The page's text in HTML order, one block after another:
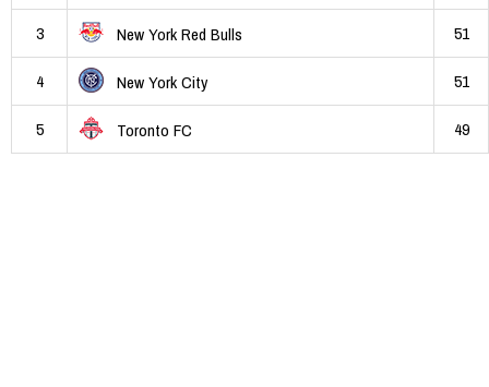
3 New York Red Bulls 51
4 New York City 51
5 Toronto FC 49